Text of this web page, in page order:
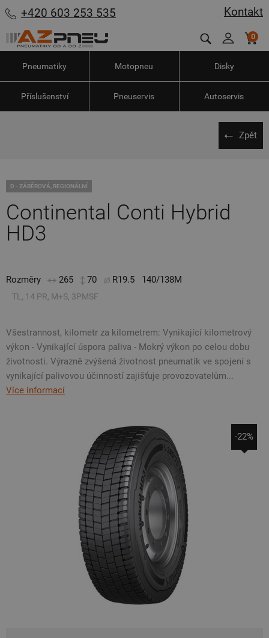
Kontakt
+420 603 253 535
0
Pneumatiky Motopneu Disky
Příslušenství Pneuservis Autoservis
Zpět
D - ZÁBĚROVÁ, REGIONÁLNÍ
Continental Conti Hybrid
HD3
Rozměry 265 70 R19.5 140/138M
TL, 14 PR, M+S, 3PMSF
Všestrannost, kilometr za kilometrem: Vynikající kilometrový
výkon - Vynikající úspora paliva - Mokrý výkon po celou dobu
životnosti. Výrazně zvýšená životnost pneumatik ve spojení s
vynikající palivovou účinností zajišťuje provozovatelům...
Více informací
-22%